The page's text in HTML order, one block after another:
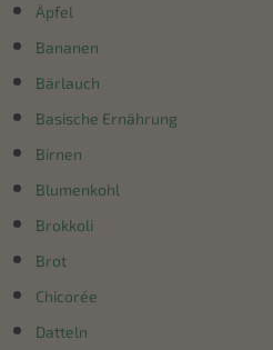
Äpfel
Bananen
Bärlauch
Basische Ernährung
Birnen
Blumenkohl
Brokkoli
Brot
Chicorée
Datteln